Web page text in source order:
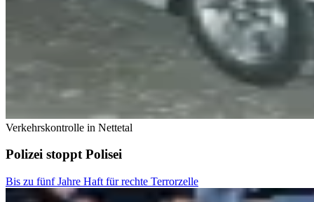
Verkehrskontrolle in Nettetal
Polizei stoppt Polisei
Bis zu fünf Jahre Haft für rechte Terrorzelle